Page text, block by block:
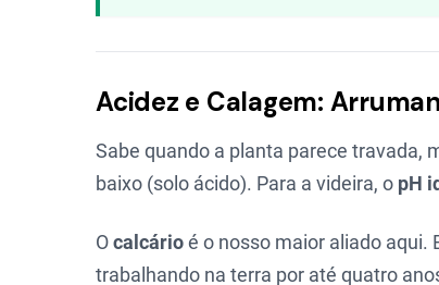
Acidez e Calagem:
Sabe quando a planta parece travada,
baixo (solo ácido). Para a videira, o pH
Ocalcárioé o nosso maior aliado aqui.
trabalhando na terra por até quatro